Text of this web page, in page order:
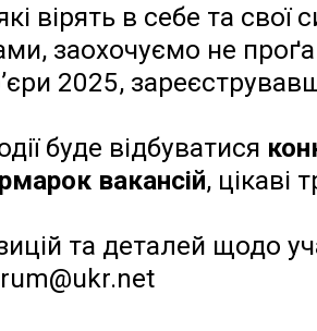
вірять в себе та
заохочуємо не
2025,
буде відбуватися
вакансій, цікаві
та деталей щодо